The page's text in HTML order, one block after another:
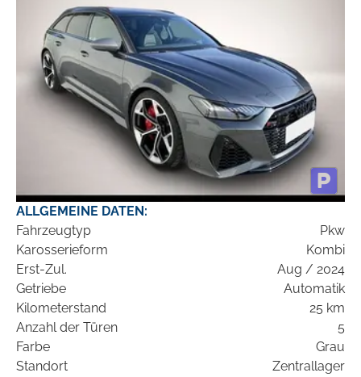
ALLGEMEINE DATEN:
Fahrzeugtyp
Pkw
Karosserieform
Kombi
Erst-Zul.
Aug / 2024
Getriebe
Automatik
Kilometerstand
25 km
Anzahl der Türen
5
Farbe
Grau
Standort
Zentrallager